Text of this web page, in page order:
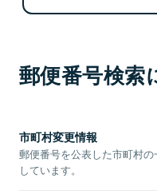
郵便番号検索
市町村変更情報
郵便番号を公表した市町村
しています。